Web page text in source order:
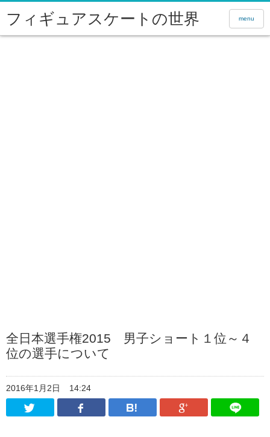
フィギュアスケートの世界 menu
全日本選手権2015 男子ショート１位～４
位の選手について
2016年1月2日
14:24
Twitter
Facebook はてなブックマーク
Google